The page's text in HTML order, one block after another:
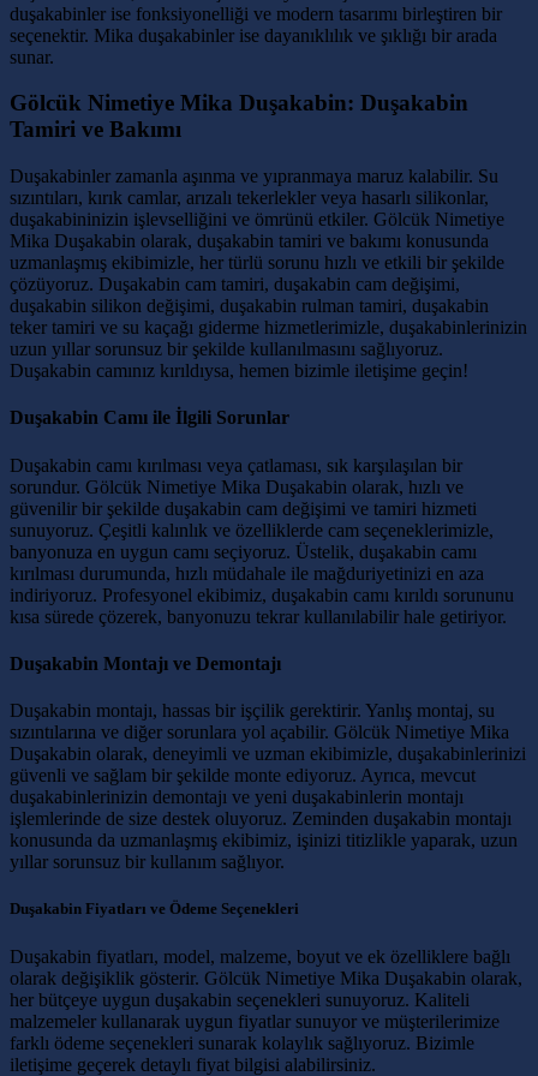
duşakabinler ise fonksiyonelliği ve modern tasarımı birleştiren bir
seçenektir. Mika duşakabinler ise dayanıklılık ve şıklığı bir arada
sunar.
Gölcük Nimetiye Mika Duşakabin: Duşakabin
Tamiri ve Bakımı
Duşakabinler zamanla aşınma ve yıpranmaya maruz kalabilir. Su
sızıntıları, kırık camlar, arızalı tekerlekler veya hasarlı silikonlar,
duşakabininizin işlevselliğini ve ömrünü etkiler. Gölcük Nimetiye
Mika Duşakabin olarak, duşakabin tamiri ve bakımı konusunda
uzmanlaşmış ekibimizle, her türlü sorunu hızlı ve etkili bir şekilde
çözüyoruz. Duşakabin cam tamiri, duşakabin cam değişimi,
duşakabin silikon değişimi, duşakabin rulman tamiri, duşakabin
teker tamiri ve su kaçağı giderme hizmetlerimizle, duşakabinlerinizin
uzun yıllar sorunsuz bir şekilde kullanılmasını sağlıyoruz.
Duşakabin camınız kırıldıysa, hemen bizimle iletişime geçin!
Duşakabin Camı ile İlgili Sorunlar
Duşakabin camı kırılması veya çatlaması, sık karşılaşılan bir
sorundur. Gölcük Nimetiye Mika Duşakabin olarak, hızlı ve
güvenilir bir şekilde duşakabin cam değişimi ve tamiri hizmeti
sunuyoruz. Çeşitli kalınlık ve özelliklerde cam seçeneklerimizle,
banyonuza en uygun camı seçiyoruz. Üstelik, duşakabin camı
kırılması durumunda, hızlı müdahale ile mağduriyetinizi en aza
indiriyoruz. Profesyonel ekibimiz, duşakabin camı kırıldı sorununu
kısa sürede çözerek, banyonuzu tekrar kullanılabilir hale getiriyor.
Duşakabin Montajı ve Demontajı
Duşakabin montajı, hassas bir işçilik gerektirir. Yanlış montaj, su
sızıntılarına ve diğer sorunlara yol açabilir. Gölcük Nimetiye Mika
Duşakabin olarak, deneyimli ve uzman ekibimizle, duşakabinlerinizi
güvenli ve sağlam bir şekilde monte ediyoruz. Ayrıca, mevcut
duşakabinlerinizin demontajı ve yeni duşakabinlerin montajı
işlemlerinde de size destek oluyoruz. Zeminden duşakabin montajı
konusunda da uzmanlaşmış ekibimiz, işinizi titizlikle yaparak, uzun
yıllar sorunsuz bir kullanım sağlıyor.
Duşakabin Fiyatları ve Ödeme Seçenekleri
Duşakabin fiyatları, model, malzeme, boyut ve ek özelliklere bağlı
olarak değişiklik gösterir. Gölcük Nimetiye Mika Duşakabin olarak,
her bütçeye uygun duşakabin seçenekleri sunuyoruz. Kaliteli
malzemeler kullanarak uygun fiyatlar sunuyor ve müşterilerimize
farklı ödeme seçenekleri sunarak kolaylık sağlıyoruz. Bizimle
iletişime geçerek detaylı fiyat bilgisi alabilirsiniz.